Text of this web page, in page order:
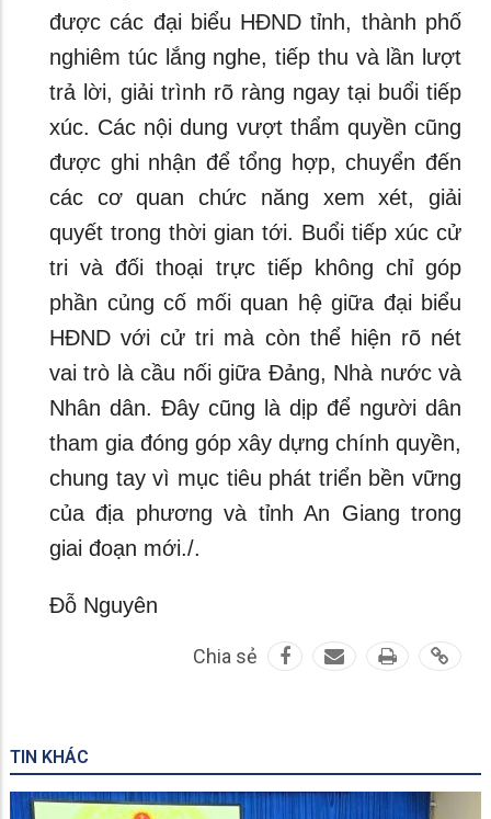
được các đại biểu HĐND tỉnh, thành phố
nghiêm túc lắng nghe, tiếp thu và lần lượt
trả lời, giải trình rõ ràng ngay tại buổi tiếp
xúc. Các nội dung vượt thẩm quyền cũng
được ghi nhận để tổng hợp, chuyển đến
các cơ quan chức năng xem xét, giải
quyết trong thời gian tới. Buổi tiếp xúc cử
tri và đối thoại trực tiếp không chỉ góp
phần củng cố mối quan hệ giữa đại biểu
HĐND với cử tri mà còn thể hiện rõ nét
vai trò là cầu nối giữa Đảng, Nhà nước và
Nhân dân. Đây cũng là dịp để người dân
tham gia đóng góp xây dựng chính quyền,
chung tay vì mục tiêu phát triển bền vững
của địa phương và tỉnh An Giang trong
giai đoạn mới./.
Đỗ Nguyên
Chia sẻ
TIN KHÁC